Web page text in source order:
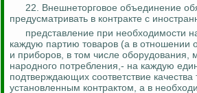
22. Внешнеторговое объединение
предусматривать в контракте с
представление при необходимости
каждую партию товаров (а в отношении
и приборов, в том числе оборудования,
народного потребления,- на каждую
подтверждающих соответствие
установленным контрактом, а в